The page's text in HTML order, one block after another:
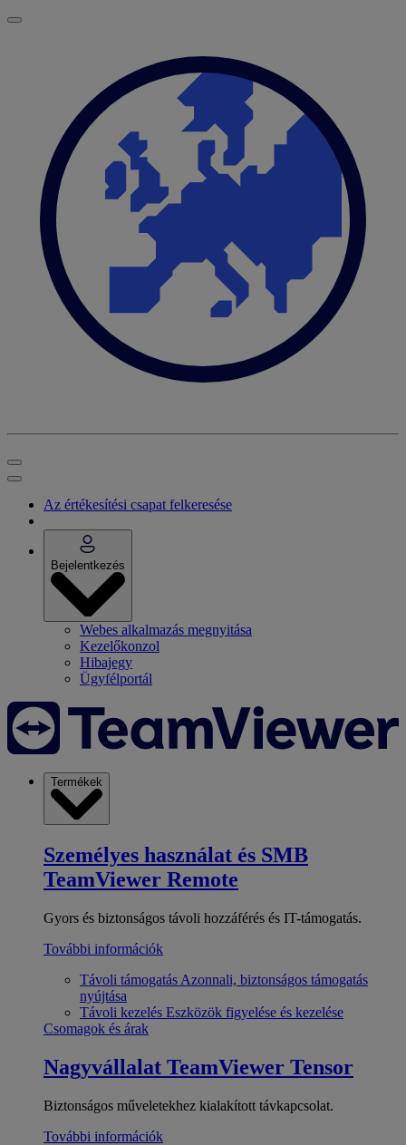
Az értékesítési csapat felkeresése
Bejelentkezés
Webes alkalmazás megnyitása
Kezelőkonzol
Hibajegy
Ügyfélportál
Termékek
Személyes használat és SMB
TeamViewer Remote
Gyors és biztonságos távoli hozzáférés és IT-támogatás.
További információk
Távoli támogatás Azonnali, biztonságos támogatás
nyújtása
Távoli kezelés Eszközök figyelése és kezelése
Csomagok és árak
Nagyvállalat TeamViewer Tensor
Biztonságos műveletekhez kialakított távkapcsolat.
További információk